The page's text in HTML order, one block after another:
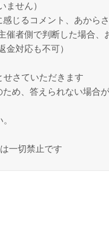
ません）
じるコメント、あから
者側で判断した場合、
対応も不可）
さていただきます
め、答えられない場合
一切禁止です